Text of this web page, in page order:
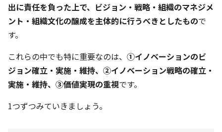
出に責任を負った上で、ビジョン・戦略・組織のマネジメ
ント・組織文化の醸成を主体的に行うべきとしたもので
す。
これらの中でも特に重要なのは、 ①イノベーションのビ
ジョン確立・実施・維持、②イノベーション戦略の確立・
実施・維持、③価値実現の重視です。
1つずつみていきましょう。